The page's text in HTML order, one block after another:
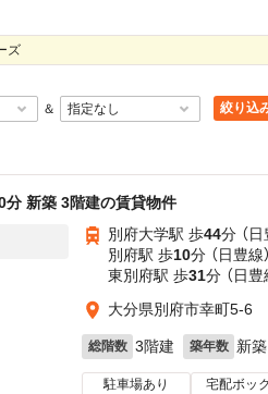
ズ
＆ 絞り込
分 新築 3階建の賃貸物件
別府大学駅 歩44分 （日
別府駅 歩10分 （日豊線）
東別府駅 歩31分 （日豊
大分県別府市幸町5-6
総階数 3階建 築年数 新築
駐車場あり 宅配ボッ